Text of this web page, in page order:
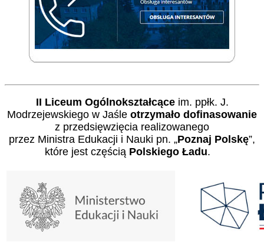
II Liceum Ogólnokształcąceim. ppłk. J.
Modrzejewskiego w Jaśle otrzymało dofinasowanie
z przedsięwzięcia realizowanego
przez Ministra Edukacji i Nauki pn. „Poznaj Polskę”,
które jest częścią Polskiego Ładu.